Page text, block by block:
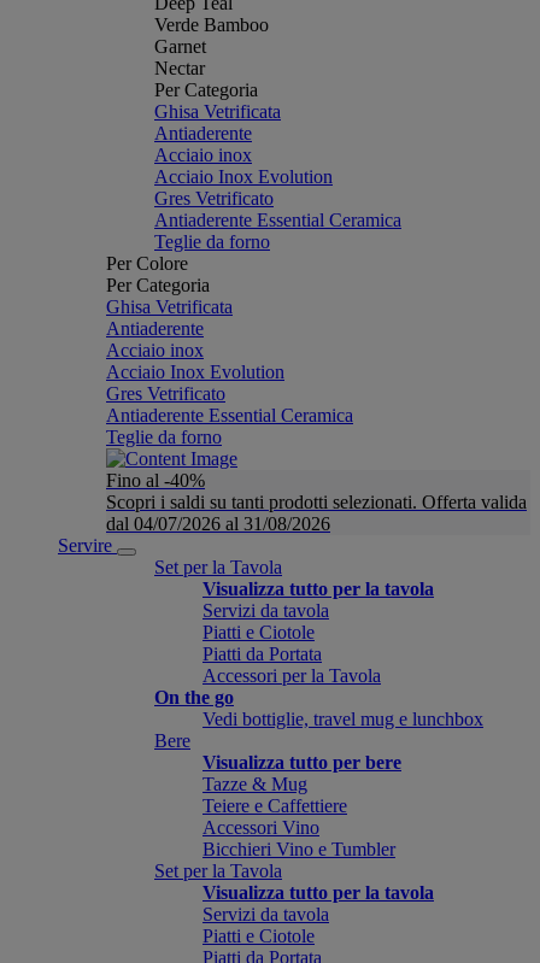
Verde Bamboo
Garnet
Nectar
Per Categoria
Ghisa Vetrificata
Antiaderente
Acciaio inox
Acciaio Inox Evolution
Gres Vetrificato
Antiaderente Essential Ceramica
Teglie da forno
Per Colore
Per Categoria
Ghisa Vetrificata
Antiaderente
Acciaio inox
Acciaio Inox Evolution
Gres Vetrificato
Antiaderente Essential Ceramica
Teglie da forno
Fino al -40%
Scopri i saldi su tanti prodotti selezionati. Offerta valida
dal 04/07/2026 al 31/08/2026
Servire
Set per la Tavola
Visualizza tutto per la tavola
Servizi da tavola
Piatti e Ciotole
Piatti da Portata
Accessori per la Tavola
On the go
Vedi bottiglie, travel mug e lunchbox
Bere
Visualizza tutto per bere
Tazze & Mug
Teiere e Caffettiere
Accessori Vino
Bicchieri Vino e Tumbler
Set per la Tavola
Visualizza tutto per la tavola
Servizi da tavola
Piatti e Ciotole
Piatti da Portata